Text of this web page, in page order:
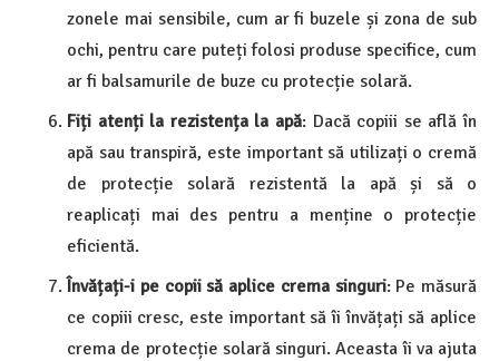
zonele mai sensibile, cum ar fi buzele și zona de sub
ochi, pentru care puteți folosi produse specifice, cum
ar fi balsamurile de buze cu protecție solară.
Fiți atenți la rezistența la apă: Dacă copiii se află în
apă sau transpiră, este important să utilizați o cremă
de protecție solară rezistentă la apă și să o
reaplicați mai des pentru a menține o protecție
eficientă.
Învățați-i pe copii să aplice crema singuri: Pe măsură
ce copiii cresc, este important să îi învățați să aplice
crema de protecție solară singuri. Aceasta îi va ajuta